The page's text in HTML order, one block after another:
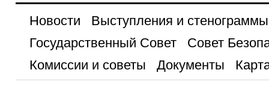
Новости
Выступления и стенограммы
Государственный Совет
Совет
Комиссии и советы
Документы